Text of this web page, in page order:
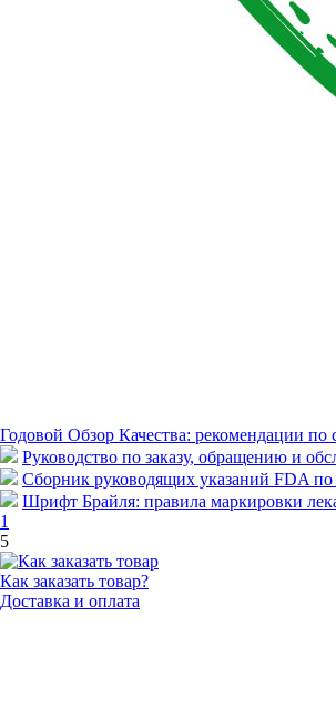
Годовой Обзор Качества: рекомендации по
Руководство по заказу, обращению и
Сборник руководящих указаний FDA по
Шрифт Брайля: правила маркировки
1
5
Как заказать товар?
Доставка и оплата